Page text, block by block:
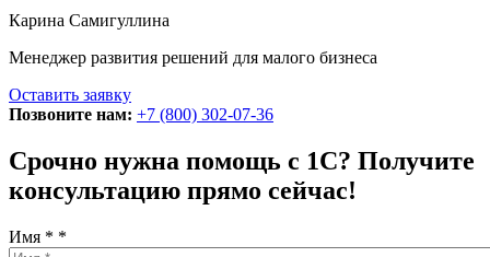
Карина Самигуллина
Менеджер развития решений для малого бизнеса
Оставить заявку
Позвоните нам: +7 (800) 302-07-36
Срочно нужна помощь с 1С? Получите
консультацию прямо сейчас!
Имя * *